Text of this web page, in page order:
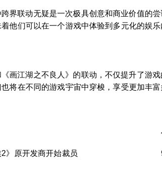
界联动无疑是一次极具创意和商业价值的
他们可以在一个游戏中体验到多元化的娱乐
《画江湖之不良人》的联动，不仅提升了游
将在不同的游戏宇宙中穿梭，享受更加丰
》原开发商开始裁员